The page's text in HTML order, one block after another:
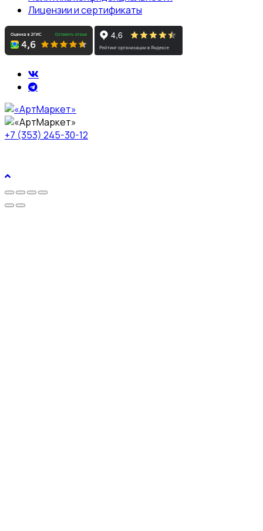
Лицензии и сертификаты
+7 (353) 245-30-12